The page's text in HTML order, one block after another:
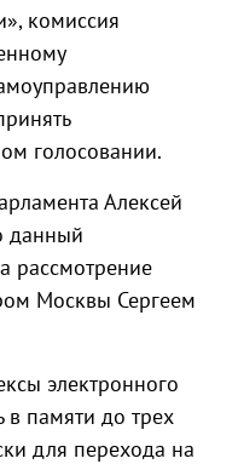
комиссия
голосовании.
Алексей
данный
рассмотрение
Москвы Сергеем
электронного
в памяти до трех
для перехода на